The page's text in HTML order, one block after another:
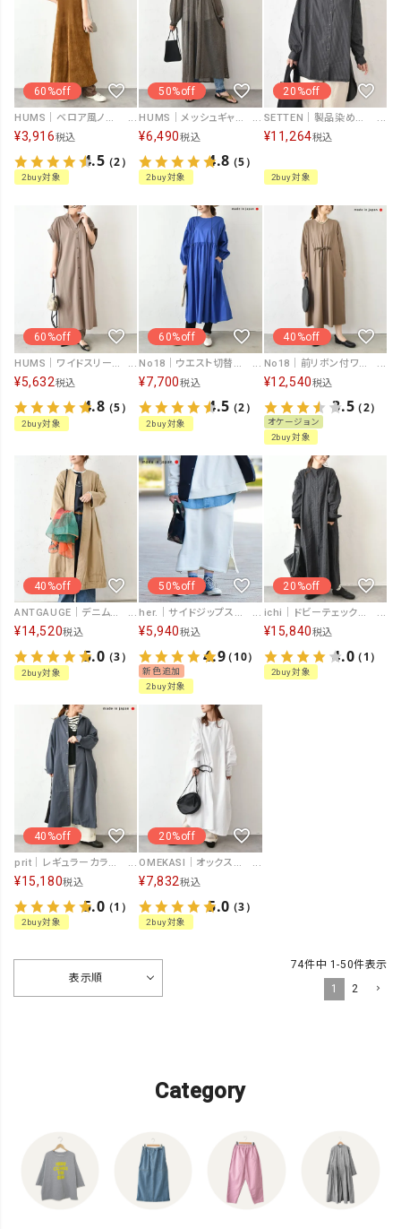
60%off
HUMS｜ベロア風ノースリーブワンピース [[C-5102]][C]
¥3,916税込
4.5（2）
2buy対象
50%off
HUMS｜メッシュギャザー2wayワンピース [[HUM-064]][C]
¥6,490税込
4.8（5）
2buy対象
20%off
SETTEN｜製品染めバルーンスリーブシャツ [[SSET-4017]][C]
¥11,264税込
2buy対象
60%off
¥5,632税込
4.8（5）
2buy対象
60%off
¥7,700税込
4.5（2）
2buy対象
40%off
¥12,540税込
3.5（2）
オケージョン
2buy対象
40%off
ANTGAUGE｜デニムコートワンピース [[GB313]][C]
¥14,520税込
5.0（3）
2buy対象
50%off
her.｜サイドジップスウェットスカート [[MA-34901]][C]
¥5,940税込
4.9（10）
新色追加
2buy対象
20%off
ichi｜ドビーテェック起毛 [[250605]][C]
¥15,840税込
4.0（1）
2buy対象
40%off
prit｜レギュラーカラービックシャツワンピース [[P80609]][C]
¥15,180税込
5.0（1）
2buy対象
20%off
OMEKASI｜オックスボリュームスリーブワンピース [[08086]][C]
¥7,832税込
5.0（3）
2buy対象
表示順
74件中 1-50件表示
1
2
Category